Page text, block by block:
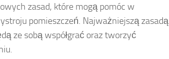
zasad, które mogą pomóc w
pomieszczeń. Najważniejszą zasadą
ze sobą współgrać oraz tworzyć